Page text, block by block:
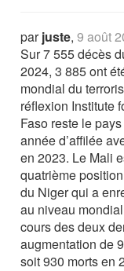
parjuste,9 août
Sur 7 555 décès
2024, 3 885 ont
mondial du
réflexion Institute
Faso reste le
année d’affilée
en 2023. Le Mali
quatrième
du Niger qui a
au niveau
cours des deux
augmentation de
soit 930 morts en